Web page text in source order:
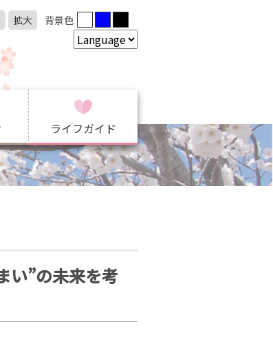
拡大 背景色
ライフガイド
い”の未来を考